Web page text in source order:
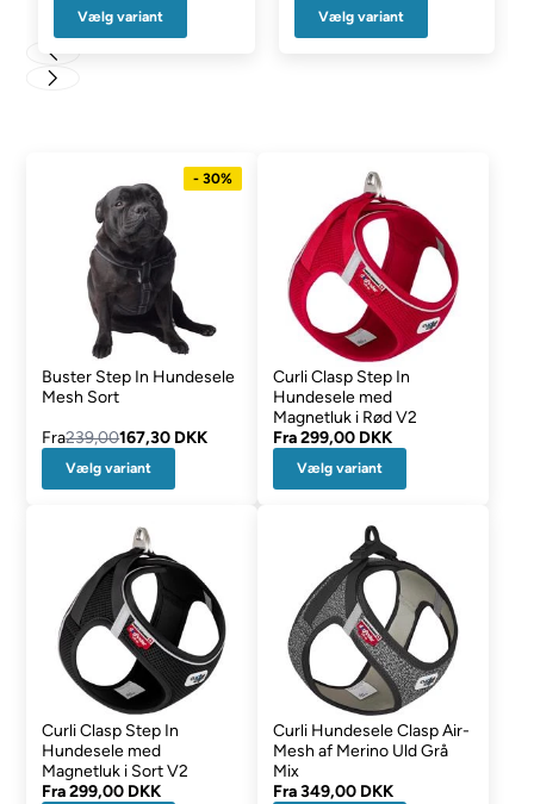
Vælg variant Vælg variant
- 30%
Buster Step In Hundesele
Mesh Sort
Fra239,00167,30 DKK
Vælg variant
Curli Clasp Step In
Hundesele med
Magnetluk i Rød V2
Fra299,00 DKK
Vælg variant
Curli Clasp Step In
Hundesele med
Magnetluk i Sort V2
Fra299,00 DKK
Curli Hundesele Clasp Air-
Mesh af Merino Uld Grå
Mix
Fra349,00 DKK